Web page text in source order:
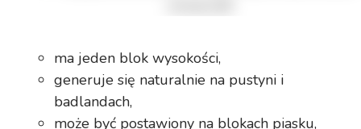
ma jeden blok wysokości,
generuje się naturalnie na pustyni i
badlandach,
może być postawiony na blokach piasku,